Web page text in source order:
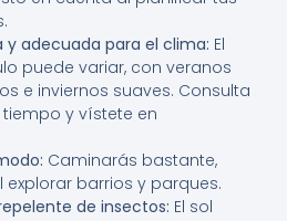
y adecuada para el clima: El
puede variar, con veranos
e inviernos suaves. Consulta
y vístete en
Caminarás bastante,
barrios y parques.
de insectos: El sol